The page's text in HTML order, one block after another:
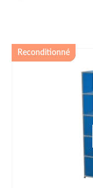
Reconditionné